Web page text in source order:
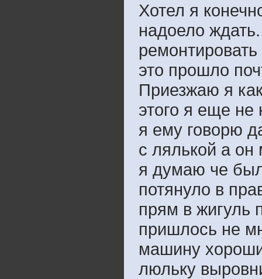
Хотел я
надоело
это прошло
Приезжаю я
этого я еще не
я ему говорю
с лялькой а
я думаю че
потянуло в
прям в жигуль
пришлось не
машину
люльку